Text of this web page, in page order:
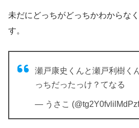
未だにどっちがどっちかわからな
す。
瀬戸康史くんと瀬戸利樹く
っちだったっけ？てなる
— うさこ